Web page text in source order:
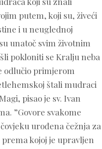
putem, koji su, živeći
i u neuglednoj
unatoč svim životnim
pokloniti se Kralju neba
odlučio primjerom
štali mudraci
pisao je sv. Ivan
”Govore svakome
urođena čežnja za
kojoj je upravljen